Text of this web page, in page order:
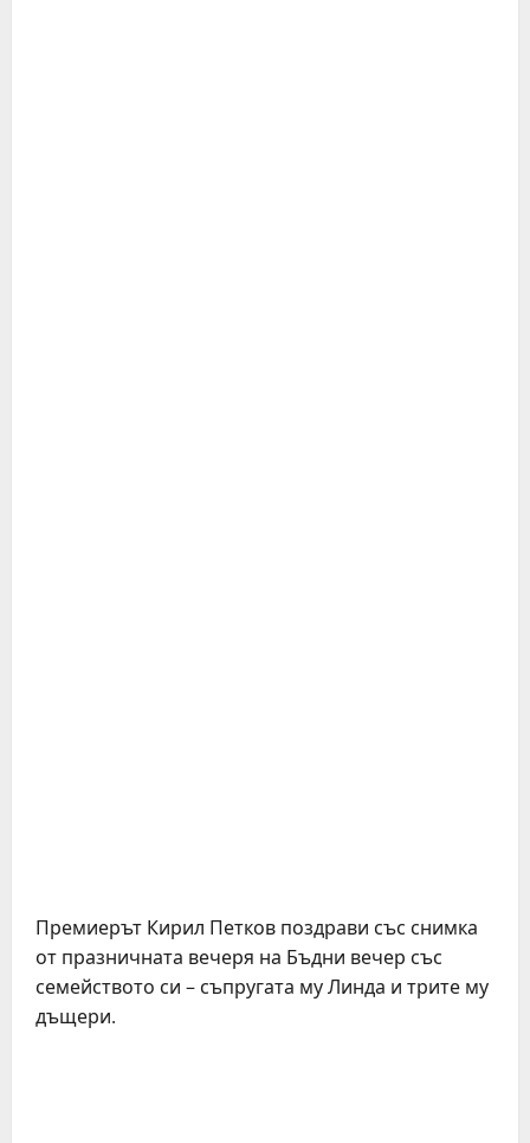
Премиерът Кирил Петков поздрави със снимка
от празничната вечеря на Бъдни вечер със
семейството си – съпругата му Линда и трите му
дъщери.